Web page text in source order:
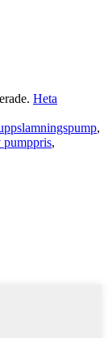
Heta
,
pumppris,